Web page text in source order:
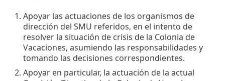
Apoyar las actuaciones de los organismos de
dirección del SMU referidos, en el intento de
resolver la situación de crisis de la Colonia de
Vacaciones, asumiendo las responsabilidades y
tomando las decisiones correspondientes.
Apoyar en particular, la actuación de la actual